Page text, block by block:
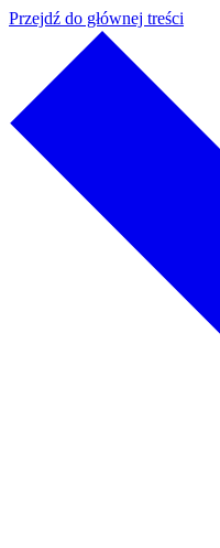
Przejdź do głównej treści